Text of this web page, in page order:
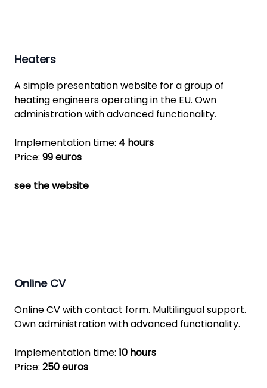
Heaters
A simple presentation website for a group of
heating engineers operating in the EU. Own
administration with advanced functionality.
Implementation time: 4 hours
Price: 99 euros
see the website
Online CV
Online CV with contact form. Multilingual support.
Own administration with advanced functionality.
Implementation time: 10 hours
Price: 250 euros